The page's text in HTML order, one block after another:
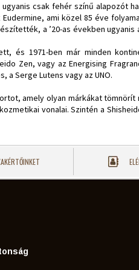
csak fehér színű alapozót
ami közel 85 éve
a ’20-as években ugyanis
és 1971-ben már minden
Zen, vagy az Energising
a Serge Lutens vagy az UNO.
amely olyan márkákat tömnörít
vonalai. Szintén a